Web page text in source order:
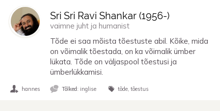
Sri Sri Ravi Shankar (1956-)
vaimne juht ja humanist
Tõde ei saa mõista tõestuste abil. Kõike, mida
on võimalik tõestada, on ka võimalik ümber
lükata. Tõde on väljaspool tõestusi ja
ümberlükkamisi.
hannes Tõlked: inglise tõde tõestus